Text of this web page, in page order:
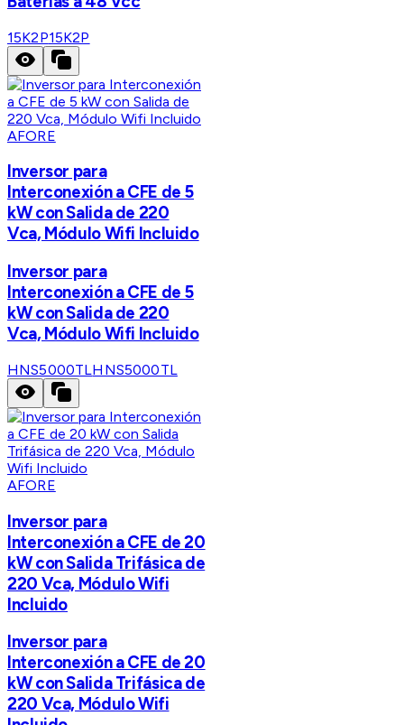
15K2P15K2P
AFORE
Inversor para
Interconexión a CFE de 5
kW con Salida de 220
Vca, Módulo Wifi Incluido
Inversor para
Interconexión a CFE de 5
kW con Salida de 220
Vca, Módulo Wifi Incluido
HNS5000TLHNS5000TL
AFORE
Inversor para
Interconexión a CFE de 20
kW con Salida Trifásica de
220 Vca, Módulo Wifi
Incluido
Inversor para
Interconexión a CFE de 20
kW con Salida Trifásica de
220 Vca, Módulo Wifi